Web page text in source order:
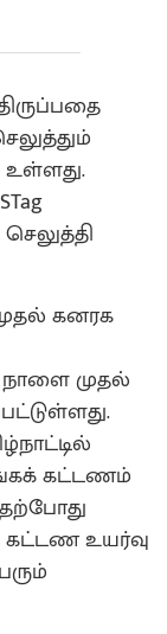
கனரக
முதல்
கட்டணம்
கட்டண உயர்வு